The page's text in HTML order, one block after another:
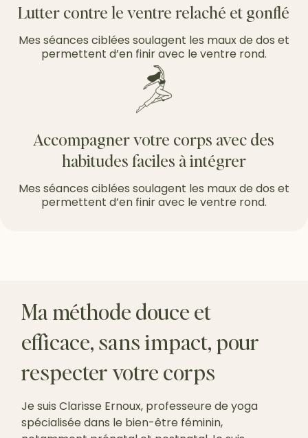
Lutter contre le ventre relaché et gonflé
Mes séances ciblées soulagent les maux de dos et
permettent d’en finir avec le ventre rond.
Accompagner votre corps avec des
habitudes faciles à intégrer
Mes séances ciblées soulagent les maux de dos et
permettent d’en finir avec le ventre rond.
Ma méthode douce et
efficace, sans impact, pour
respecter votre corps
Je suis Clarisse Ernoux, professeure de yoga
spécialisée dans le bien-être féminin,